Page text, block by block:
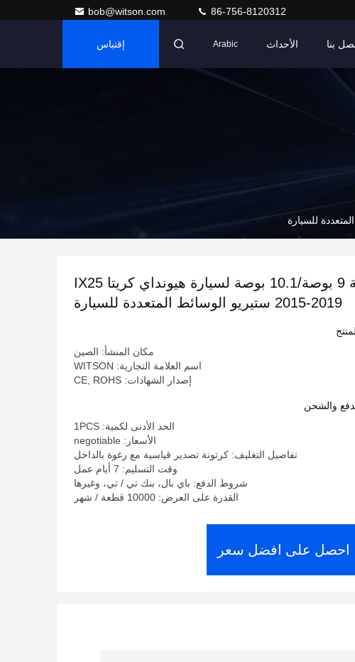
bob@witson.com 86-756-8120312
بنا الأحداث Arabic إقتباس
شاشة 9 بوصة/10.1 بوصة لسيارة هيونداي كريتا IX25
2015-2019 ستيريو الوسائط المتعددة للسيارة
مكان المنشأ: الصين
اسم العلامة التجارية: WITSON
إصدار الشهادات: CE, ROHS
والشحن
الحد الأدنى لكمية: 1PCS
الأسعار: negotiable
تفاصيل التغليف: كرتونة تصدير قياسية مع رغوة بالداخل
وقت التسليم: 7 أيام عمل
شروط الدفع: باي بال، بنك تي / تي، وغيرها
القدرة على العرض: 10000 قطعة / شهر
احصل على افضل سعر